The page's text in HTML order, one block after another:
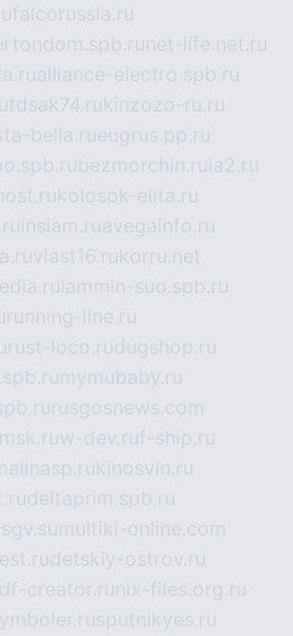
falcorussia.ru
net-life.net.ru
alliance-electro.spb.ru
tdsak74.rukinzozo-ru.ru
bella.rueugrus.pp.ru
bezmorchin.ru ia2.ru
kolosok-elita.ru
insiam.ruavegainfo.ru
vlast16.rukorru.net
lammin-suo.spb.ru
running-line.ru
rust-loco.rudugshop.ru
mymubaby.ru
rusgosnews.com
w-dev.ruf-ship.ru
malinasp.rukinosvin.ru
deltaprim.spb.ru
sgv.su multiki-online.com
detskiy-ostrov.ru
creator.ru nix-files.org.ru
sputnikyes.ru